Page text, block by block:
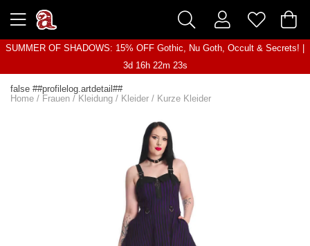
SUMMER OF SHADOWS: 15% OFF Gothic, Nu Goth, Occult & Secrets! |
3d 16h 22m 23s
false ##profilelog.artdetail##
Home / Frauen / Kleidung / Kleider / Kurze Kleider